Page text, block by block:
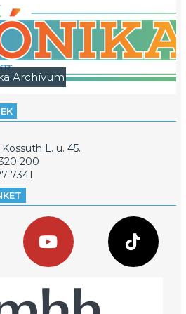
Archívum
L. u. 45.
200
7341